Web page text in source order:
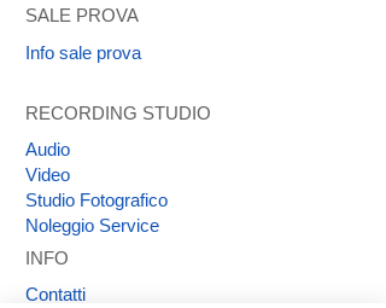
SALE PROVA
Info sale prova
RECORDING STUDIO
Audio
Video
Studio Fotografico
Noleggio Service
INFO
Contatti